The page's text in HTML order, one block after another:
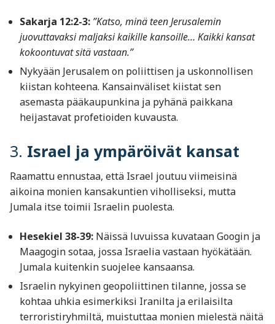
Sakarja 12:2-3: ”Katso, minä teen Jerusalemin
juovuttavaksi maljaksi kaikille kansoille… Kaikki kansat
kokoontuvat sitä vastaan.”
Nykyään Jerusalem on poliittisen ja uskonnollisen
kiistan kohteena. Kansainväliset kiistat sen
asemasta pääkaupunkina ja pyhänä paikkana
heijastavat profetioiden kuvausta.
3. Israel ja ympäröivät kansat
Raamattu ennustaa, että Israel joutuu viimeisinä
aikoina monien kansakuntien viholliseksi, mutta
Jumala itse toimii Israelin puolesta.
Hesekiel 38-39: Näissä luvuissa kuvataan Googin ja
Maagogin sotaa, jossa Israelia vastaan hyökätään.
Jumala kuitenkin suojelee kansaansa.
Israelin nykyinen geopoliittinen tilanne, jossa se
kohtaa uhkia esimerkiksi Iranilta ja erilaisilta
terroristiryhmiltä, muistuttaa monien mielestä näitä